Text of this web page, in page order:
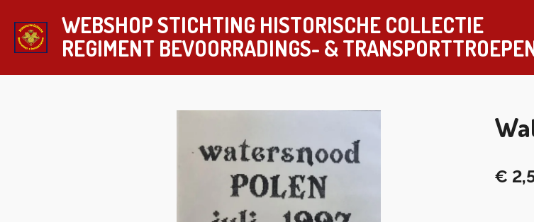
direct
naar
hoofdinhoud
WEBSHOP STICHTING HISTORISCHE COLLECTIE
REGIMENT BEVOORRADINGS- &
€